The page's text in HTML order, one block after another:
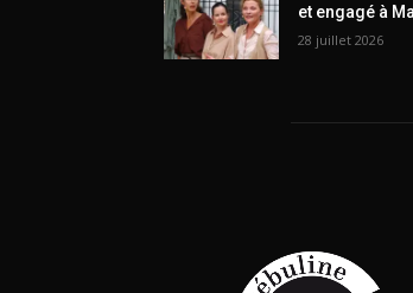
et engagé à
28 juillet 2026